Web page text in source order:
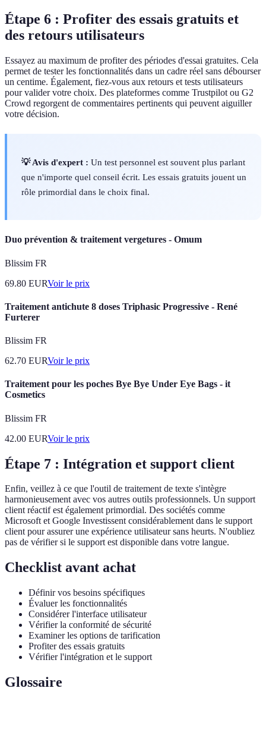
Étape 6 : Profiter des essais gratuits et
des retours utilisateurs
Essayez au maximum de profiter des périodes d'essai gratuites. Cela
permet de tester les fonctionnalités dans un cadre réel sans débourser
un centime. Également, fiez-vous aux retours et tests utilisateurs
pour valider votre choix. Des plateformes comme Trustpilot ou G2
Crowd regorgent de commentaires pertinents qui peuvent aiguiller
votre décision.
💡 Avis d'expert : Un test personnel est souvent plus parlant
que n'importe quel conseil écrit. Les essais gratuits jouent un
rôle primordial dans le choix final.
Duo prévention & traitement vergetures - Omum
Blissim FR
69.80 EURVoir le prix
Traitement antichute 8 doses Triphasic Progressive - René
Furterer
Blissim FR
62.70 EURVoir le prix
Traitement pour les poches Bye Bye Under Eye Bags - it
Cosmetics
Blissim FR
42.00 EURVoir le prix
Étape 7 : Intégration et support client
Enfin, veillez à ce que l'outil de traitement de texte s'intègre
harmonieusement avec vos autres outils professionnels. Un support
client réactif est également primordial. Des sociétés comme
Microsoft et Google Investissent considérablement dans le support
client pour assurer une expérience utilisateur sans heurts. N'oubliez
pas de vérifier si le support est disponible dans votre langue.
Checklist avant achat
Définir vos besoins spécifiques
Évaluer les fonctionnalités
Considérer l'interface utilisateur
Vérifier la conformité de sécurité
Examiner les options de tarification
Profiter des essais gratuits
Vérifier l'intégration et le support
Glossaire